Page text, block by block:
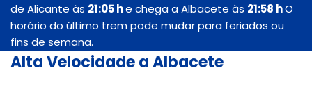
de Alicante às 21:05 he chega a Albacete às 21:58 hO
horário do último trem pode mudar para feriados ou
fins de semana.
Alta Velocidade a Albacete